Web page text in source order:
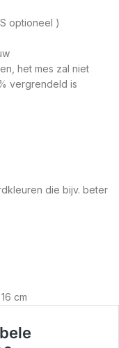
optioneel )
het mes zal niet
vergrendeld is
die bijv. beter
cm